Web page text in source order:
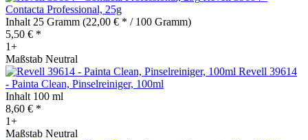
Contacta Professional, 25g
Inhalt 25 Gramm (22,00 € * / 100 Gramm)
5,50 € *
1+
Maßstab Neutral
Revell 39614
- Painta Clean, Pinselreiniger, 100ml
Inhalt 100 ml
8,60 € *
1+
Maßstab Neutral